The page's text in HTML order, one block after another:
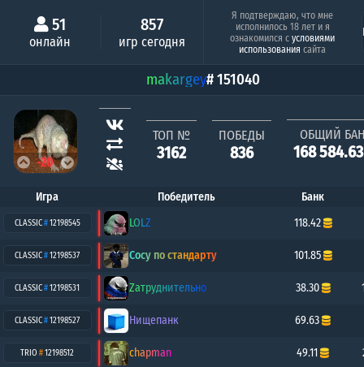
51
онлайн
857
игр сегодня
Минимальный шанс
Люся
0.63%
Я подтверждаю, что мне
исполнилось 18 лет и я
ознакомился сусловиями
использования сайта
makargey# 151040
-20
ТОП №
3162
ПОБЕДЫ
836
ОБЩИЙ
168
Игра Победитель Банк
CLASSIC#12198545 LOLZ 118.42
CLASSIC#12198537 Сосу по стандарту 101.85
CLASSIC#12198531 Zатруднительно 38.30
CLASSIC#12198527 Нищепанк 69.63
TRIO #12198512 chapman 49.11